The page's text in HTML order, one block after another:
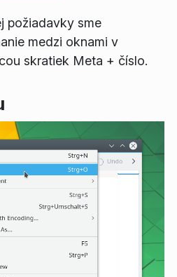
požiadavky sme
medzi oknami v
skratiek Meta + číslo.